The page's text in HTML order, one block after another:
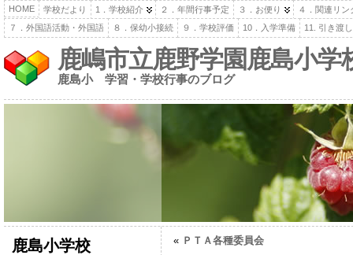
HOME 学校だより 1．学校紹介 ２．年間行事予定 ３．お便り
４．関連リン
７．外国語活動・外国語
８．保幼小接続 ９．学校評価 10．入学準備 11. 引き渡
鹿嶋市立鹿野学園鹿島小学
鹿島小 学習・学校行事のブログ
鹿島小学校 « ＰＴＡ各種委員会